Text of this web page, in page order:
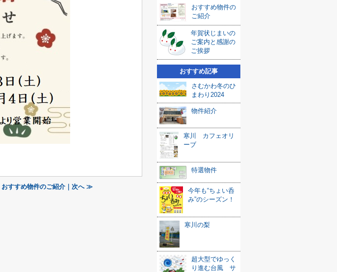
おすすめ物件のご紹介｜次へ ≫
おすすめ物件の
ご紹介
年賀状じまいの
ご案内と感謝の
ご挨拶
おすすめ記事
さむかわ冬のひ
まわり2024
物件紹介
寒川 カフェオリ
ーブ
特選物件
今年も“ちょい呑
み”のシーズン！
寒川の梨
超大型でゆっく
り進む台風 サ